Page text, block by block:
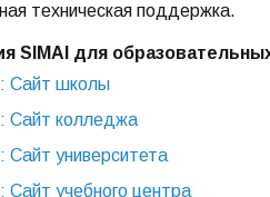
техническая поддержка.
SIMAI для
Сайт школы
Сайт колледжа
Сайт университета
Сайт учебного центра